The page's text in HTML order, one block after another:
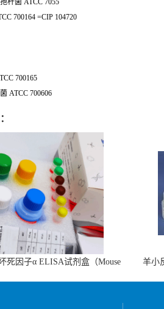
杆菌 ATCC 7055
700164 =CIP 104720
700165
ATCC 700606
死因子α ELISA试剂盒（Mouse
羊小